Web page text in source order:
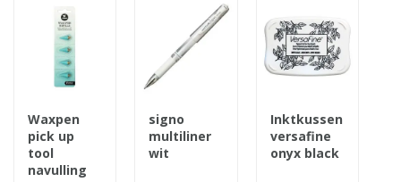
Waxpen
pick up
tool
navulling
signo
multiliner
wit
Inktkussen
versafine
onyx black